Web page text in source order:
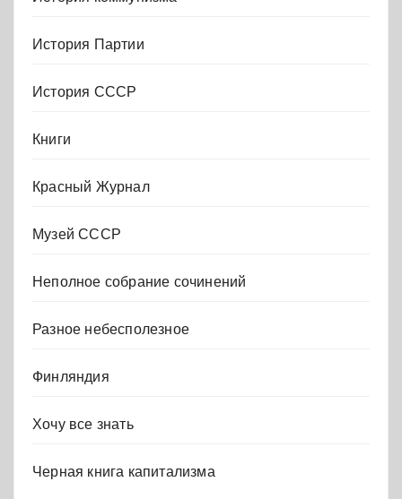
История Партии
История СССР
Книги
Красный Журнал
Музей СССР
Неполное собрание сочинений
Разное небесполезное
Финляндия
Хочу все знать
Черная книга капитализма